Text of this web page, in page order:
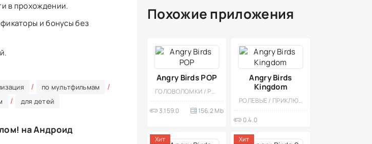
в прохождении.
и бонусы без
/ по мультфильмам /
/ для детей
на Андроид
Похожие приложения
Angry Birds POP
ГОЛОВОЛОМКИ / РАЗВЛЕЧЕНИЯ / ОДНОПОЛЬЗОВАТЕЛЬСКИЕ / ОФЛАЙН / КАЗУАЛЬНЫЕ / СТИЛИЗАЦИЯ / ПО МУЛЬТФИЛЬМАМ / ДЛЯ ДЕТЕЙ / ДЕВОЧКАМ / МОД / АРКАДЫ
3.159.0 156.2 Mb
Angry Birds
Kingdom
РОЛЕВЫЕ / ПРИКЛЮЧЕНИЕ / ПО МУЛЬТФИЛЬМАМ / ДЛЯ ДЕТЕЙ / СТРАТЕГИИ / ФЭНТЕЗИ / МАГИЯ
0.4.0
Хит Хит